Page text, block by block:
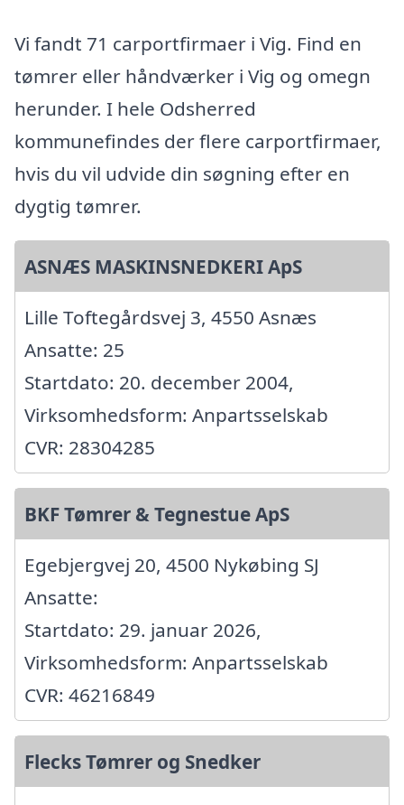
Vi fandt 71 carportfirmaer i Vig. Find en
tømrer eller håndværker i Vig og omegn
herunder. I hele Odsherred
kommunefindes der flere carportfirmaer,
hvis du vil udvide din søgning efter en
dygtig tømrer.
ASNÆS MASKINSNEDKERI ApS
Lille Toftegårdsvej 3, 4550 Asnæs
Ansatte: 25
Startdato: 20. december 2004,
Virksomhedsform: Anpartsselskab
CVR: 28304285
BKF Tømrer & Tegnestue ApS
Egebjergvej 20, 4500 Nykøbing SJ
Ansatte:
Startdato: 29. januar 2026,
Virksomhedsform: Anpartsselskab
CVR: 46216849
Flecks Tømrer og Snedker